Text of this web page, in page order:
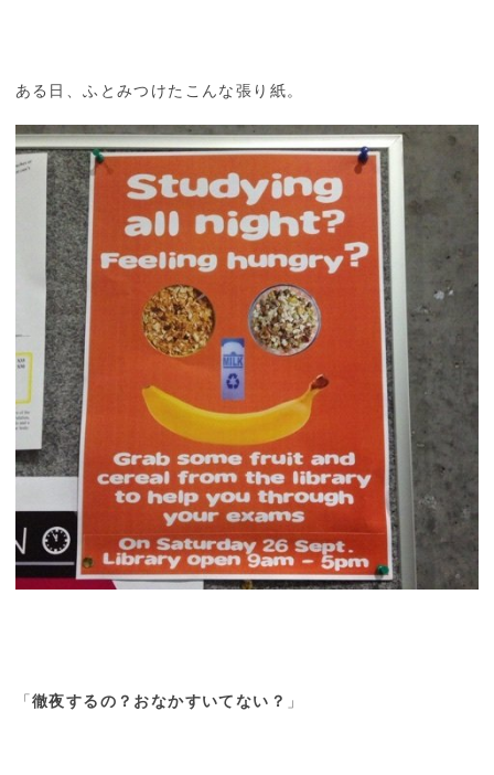
ある日、ふとみつけたこんな張り紙。
「徹夜するの？おなかすいてない？ 」